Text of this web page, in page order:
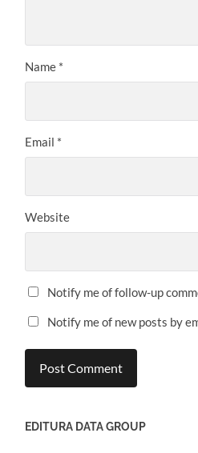
Name *
Email *
Website
Notify me of follow-up
Notify me of new posts by
EDITURA DATA GROUP